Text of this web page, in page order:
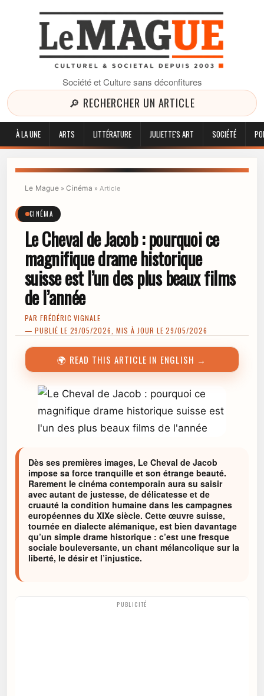
Société et Culture sans déconfitures
🔎 RECHERCHER UN ARTICLE
À LA UNE ARTS LITTÉRATURE JULIETTE'S ART SOCIÉTÉ
Le Mague»Cinéma »Article
CINÉMA
Le Cheval de Jacob : pourquoi ce
magnifique drame historique
suisse est l’un des plus beaux films
de l’année
PAR FRÉDÉRIC VIGNALE
— PUBLIÉ LE 29/05/2026, MIS À JOUR LE 29/05/2026
🌍 READ THIS ARTICLE IN ENGLISH →
Dès ses premières images, Le Cheval de Jacob
impose sa force tranquille et son étrange beauté.
Rarement le cinéma contemporain aura su saisir
avec autant de justesse, de délicatesse et de
cruauté la condition humaine dans les campagnes
européennes du XIXe siècle. Cette œuvre suisse,
tournée en dialecte alémanique, est bien davantage
qu’un simple drame historique : c’est une fresque
sociale bouleversante, un chant mélancolique sur la
liberté, le désir et l’injustice.
PUBLICITÉ